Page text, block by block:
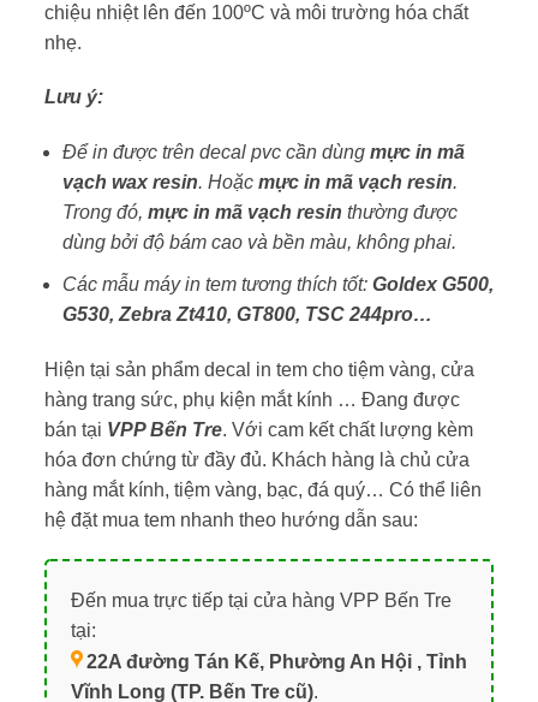
chiệu nhiệt lên đến 100ºC và môi trường hóa chất
nhẹ.
Lưu ý:
Để in được trên decal pvc cần dùng mực in mã
vạch wax resin. Hoặc mực in mã vạch resin.
Trong đó, mực in mã vạch resin thường được
dùng bởi độ bám cao và bền màu, không phai.
Các mẫu máy in tem tương thích tốt: Goldex G500,
G530, Zebra Zt410, GT800, TSC 244pro…
Hiện tại sản phẩm decal in tem cho tiệm vàng, cửa
hàng trang sức, phụ kiện mắt kính … Đang được
bán tại VPP Bến Tre. Với cam kết chất lượng kèm
hóa đơn chứng từ đầy đủ. Khách hàng là chủ cửa
hàng mắt kính, tiệm vàng, bạc, đá quý… Có thể liên
hệ đặt mua tem nhanh theo hướng dẫn sau:
Đến mua trực tiếp tại cửa hàng VPP Bến Tre
tại:
22A đường Tán Kế, Phường An Hội , Tỉnh
Vĩnh Long (TP. Bến Tre cũ).